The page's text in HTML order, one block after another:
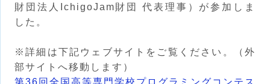
財団法人IchigoJam財団 代表理事）が参加しま
した。
※詳細は下記ウェブサイトをご覧ください。（外
部サイトへ移動します）